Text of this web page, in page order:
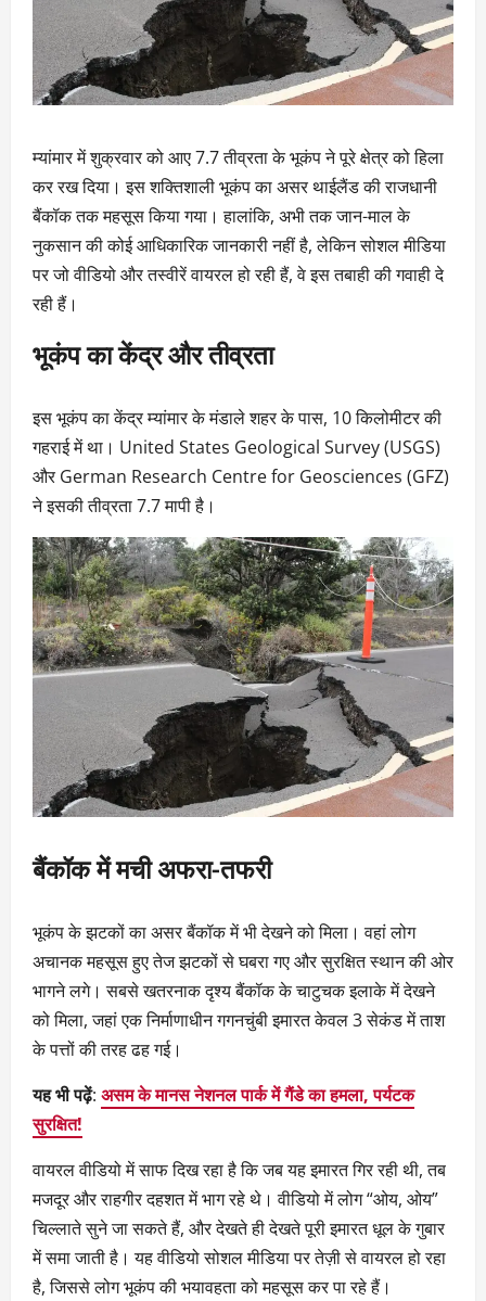
म्यांमार में शुक्रवार को आए 7.7 तीव्रता के भूकंप ने पूरे क्षेत्र को हिला
कर रख दिया। इस शक्तिशाली भूकंप का असर थाईलैंड की राजधानी
बैंकॉक तक महसूस किया गया। हालांकि, अभी तक जान-माल के
नुकसान की कोई आधिकारिक जानकारी नहीं है, लेकिन सोशल मीडिया
पर जो वीडियो और तस्वीरें वायरल हो रही हैं, वे इस तबाही की गवाही दे
रही हैं।
भूकंप का केंद्र और तीव्रता
इस भूकंप का केंद्र म्यांमार के मंडाले शहर के पास, 10 किलोमीटर की
गहराई में था। United States Geological Survey (USGS)
और German Research Centre for Geosciences (GFZ)
ने इसकी तीव्रता 7.7 मापी है।
बैंकॉक में मची अफरा-तफरी
भूकंप के झटकों का असर बैंकॉक में भी देखने को मिला। वहां लोग
अचानक महसूस हुए तेज झटकों से घबरा गए और सुरक्षित स्थान की ओर
भागने लगे। सबसे खतरनाक दृश्य बैंकॉक के चाटुचक इलाके में देखने
को मिला, जहां एक निर्माणाधीन गगनचुंबी इमारत केवल 3 सेकंड में ताश
के पत्तों की तरह ढह गई।
यह भी पढ़ें: असम के मानस नेशनल पार्क में गैंडे का हमला, पर्यटक
सुरक्षित!
वायरल वीडियो में साफ दिख रहा है कि जब यह इमारत गिर रही थी, तब
मजदूर और राहगीर दहशत में भाग रहे थे। वीडियो में लोग “ओय, ओय”
चिल्लाते सुने जा सकते हैं, और देखते ही देखते पूरी इमारत धूल के गुबार
में समा जाती है। यह वीडियो सोशल मीडिया पर तेज़ी से वायरल हो रहा
है, जिससे लोग भूकंप की भयावहता को महसूस कर पा रहे हैं।